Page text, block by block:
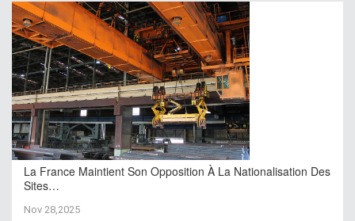
La France Maintient Son Opposition À La Nationalisation Des
Sites…
Nov 28,2025